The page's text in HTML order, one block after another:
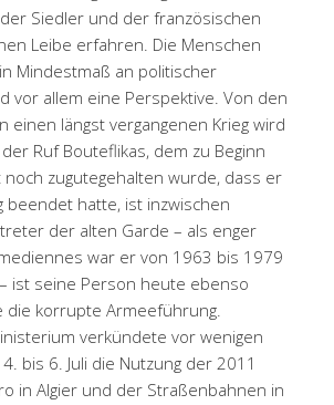
Siedler und der französischen
Leibe erfahren. Die Menschen
Mindestmaß an politischer
vor allem eine Perspektive. Von den
einen längst vergangenen Krieg wird
Ruf Bouteflikas, dem zu Beginn
zugutegehalten wurde, dass er
beendet hatte, ist inzwischen
der alten Garde – als enger
war er von 1963 bis 1979
ist seine Person heute ebenso
die korrupte Armeeführung.
verkündete vor wenigen
bis 6. Juli die Nutzung der 2011
in Algier und der Straßenbahnen in